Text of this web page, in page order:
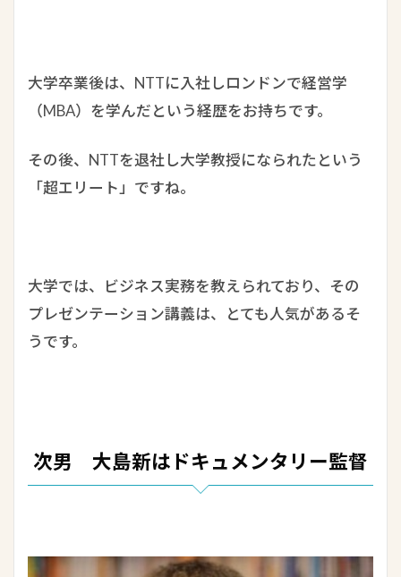
大学卒業後は、NTTに入社しロンドンで経営学
（MBA）を学んだという経歴をお持ちです。
その後、NTTを退社し大学教授になられたという
「超エリート」ですね。
大学では、ビジネス実務を教えられており、その
プレゼンテーション講義は、とても人気があるそ
うです。
次男 大島新はドキュメンタリー監督